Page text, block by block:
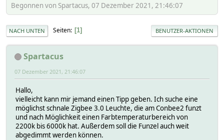
Begonnen von Spartacus, 07 Dezember 2021, 21:46:07
NACH UNTEN Seiten 1 BENUTZER-AKTIONEN
Spartacus
07 Dezember 2021, 21:46:07
Hallo,
vielleicht kann mir jemand einen Tipp geben. Ich suche eine
möglichst schnale Zigbee 3.0 Leuchte, die am Conbee2 funzt
und nach Möglichkeit einen Farbtemperaturbereich von
2200k bis 6000k hat. Außerdem soll die Funzel auch weit
abgedimmt werden können.